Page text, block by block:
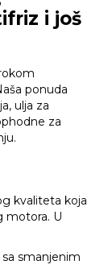
i još
ponuda
ulja za
za
kvaliteta koja
motora. U
smanjenim